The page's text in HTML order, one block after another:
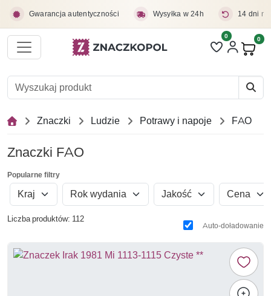
Gwarancja autentyczności Wysyłka w 24h 14 dni
Liczba pozycji
0 0
Znaczki Ludzie Potrawy i napoje FAO
Znaczki FAO
Popularne filtry
Kraj Rok wydania Jakość Cena
Liczba produktów: 112
Auto-doładowanie